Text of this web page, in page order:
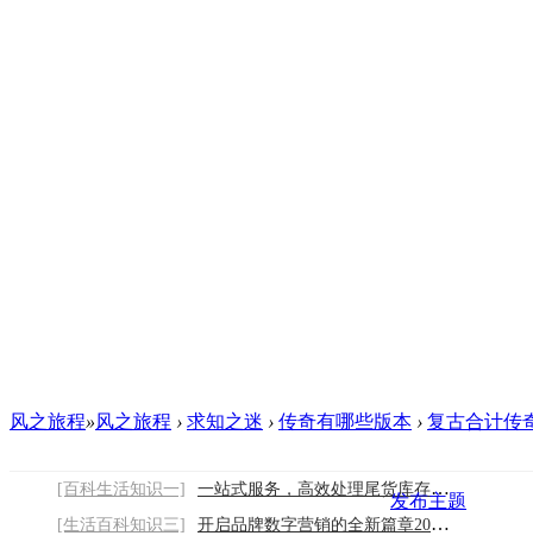
风之旅程»风之旅程 › 求知之迷 › 传奇有哪些版本 › 复古合计传
[百科生活知识一]
一站式服务，高效处理尾货库存2026/8/7
[生活百科知识三]
开启品牌数字营销的全新篇章2026/8/7
发布主题